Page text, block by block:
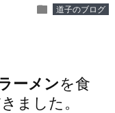
folder 道子のブログ
ーメンを食
ました。